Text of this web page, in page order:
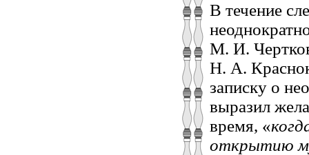
В течение
М. И.
Н. А.
записку о
выразил
время, «
открытию